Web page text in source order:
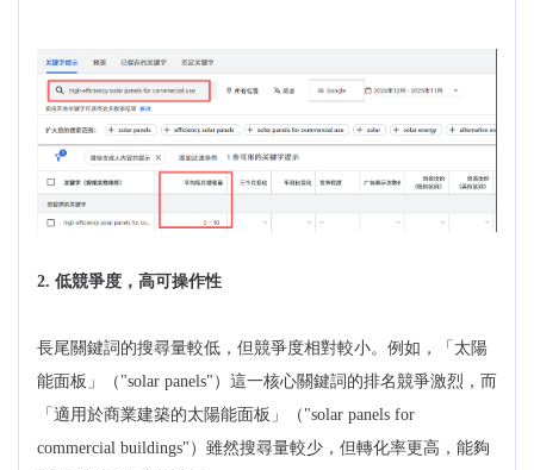
2. 低競爭度，高可操作性
長尾關鍵詞的搜尋量較低，但競爭度相對較小。例如，「太陽
能面板」（"solar panels"）這一核心關鍵詞的排名競爭激烈，而
「適用於商業建築的太陽能面板」（"solar panels for
commercial buildings"）雖然搜尋量較少，但轉化率更高，能夠